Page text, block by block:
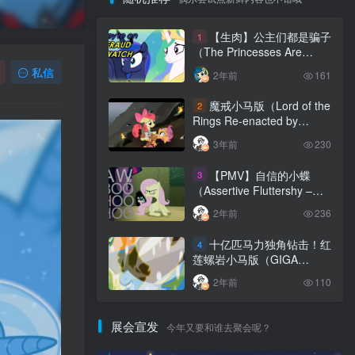
私信
1
【生肉】公主们都是骗子
（The Princesses Are
FRAUDS）
2年前 161
2
魔戒小马版（Lord of the
Rings Re-enacted by
Ponies）
3年前 230
3
【PMV】自信的小蝶
（Assertive Fluttershy –
Boo Hoo | Silva Hound
Remix）
2年前 236
4 十亿匹马力独角钻击！红
莲螺岩小马版（GIGA
HORN BREAKER Epic
Pony Animated Parody）
2年前 110
展会宣发 今年又要和谁去聚会呢？